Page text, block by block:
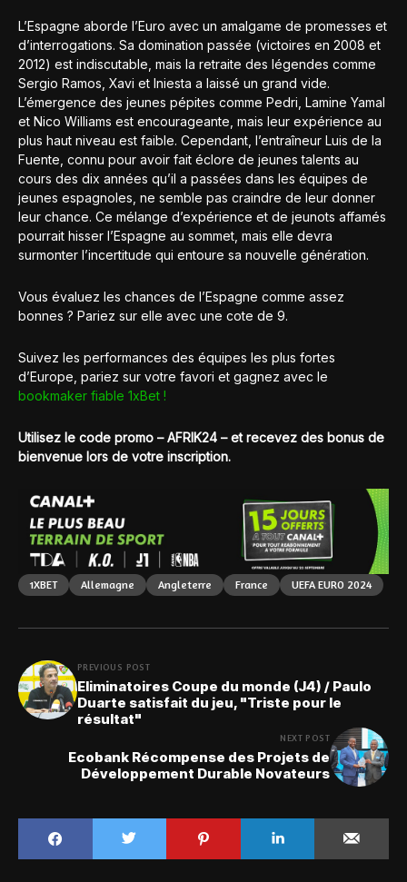
L’Espagne aborde l’Euro avec un amalgame de promesses et
d’interrogations. Sa domination passée (victoires en 2008 et
2012) est indiscutable, mais la retraite des légendes comme
Sergio Ramos, Xavi et Iniesta a laissé un grand vide.
L’émergence des jeunes pépites comme Pedri, Lamine Yamal
et Nico Williams est encourageante, mais leur expérience au
plus haut niveau est faible. Cependant, l’entraîneur Luis de la
Fuente, connu pour avoir fait éclore de jeunes talents au
cours des dix années qu’il a passées dans les équipes de
jeunes espagnoles, ne semble pas craindre de leur donner
leur chance. Ce mélange d’expérience et de jeunots affamés
pourrait hisser l’Espagne au sommet, mais elle devra
surmonter l’incertitude qui entoure sa nouvelle génération.
Vous évaluez les chances de l’Espagne comme assez
bonnes ? Pariez sur elle avec une cote de 9.
Suivez les performances des équipes les plus fortes
d’Europe, pariez sur votre favori et gagnez avec le
bookmaker fiable 1xBet !
Utilisez le code promo – AFRIK24 – et recevez des bonus de
bienvenue lors de votre inscription.
1XBET Allemagne Angleterre France UEFA EURO 2024
PREVIOUS POST
Eliminatoires Coupe du monde (J4) / Paulo
Duarte satisfait du jeu, "Triste pour le
résultat"
NEXT POST
Ecobank Récompense des Projets de
Développement Durable Novateurs